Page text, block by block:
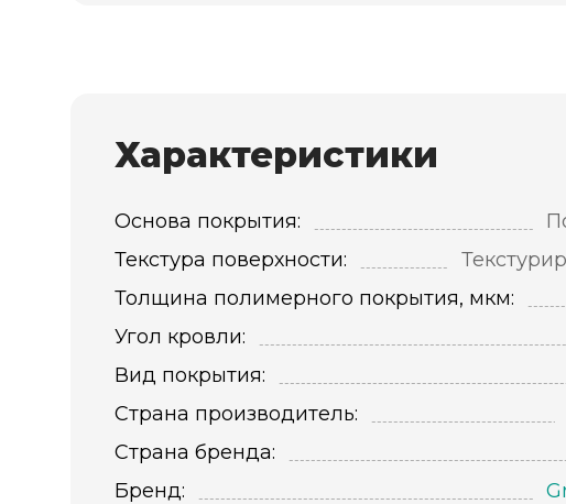
Характеристики
Основа покрытия:
Текстура поверхности:
Толщина полимерного покрытия, мкм:
Угол кровли:
Вид покрытия:
Страна производитель:
Страна бренда:
Бренд: